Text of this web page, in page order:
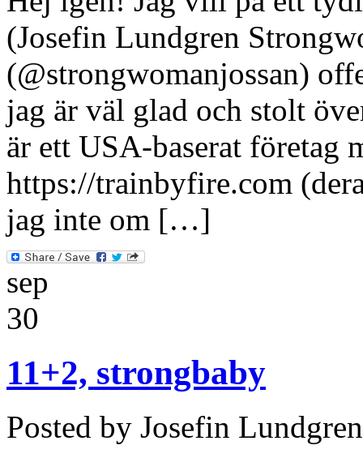
(Josefin Lundgren
(@strongwomanjossan)
jag är väl glad och stolt
är ett USA-baserat företag
https://trainbyfire.com
jag inte om […]
sep
30
11+2, strongbaby
Posted by Josefin Lundgren